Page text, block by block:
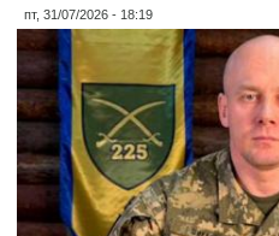
пт, 31/07/2026 - 18:19